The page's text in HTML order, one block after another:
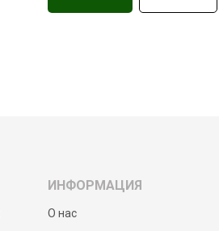
ИНФОРМАЦИЯ
О нас